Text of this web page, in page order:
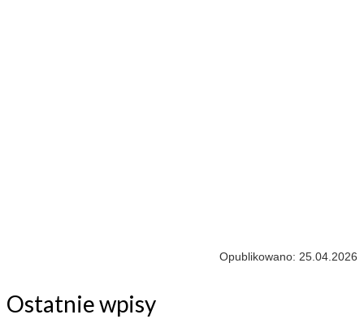
Opublikowano: 25.04.2026
Ostatnie wpisy